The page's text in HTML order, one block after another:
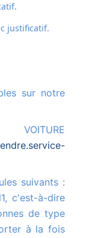
justificatif.
c'est-à-dire
de type
à la fois